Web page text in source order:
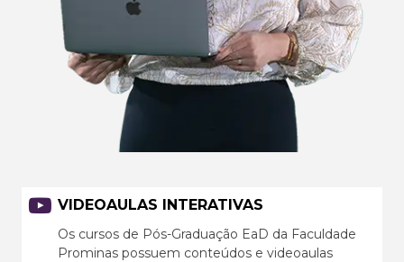
VIDEOAULAS INTERATIVAS
Os cursos de Pós-Graduação EaD da Faculdade
Prominas possuem conteúdos e videoaulas